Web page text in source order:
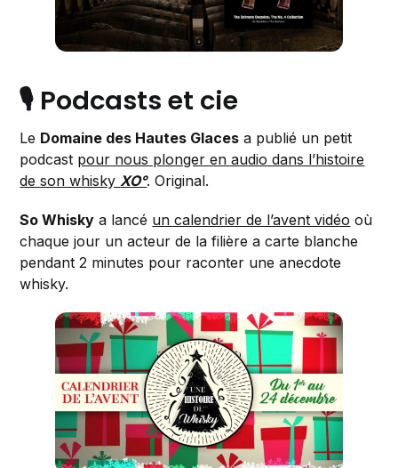
🎙️ Podcasts et cie
Le Domaine des Hautes Glaces a publié un petit
podcast pour nous plonger en audio dans l’histoire
de son whisky XO°. Original.
So Whisky a lancé un calendrier de l’avent vidéo où
chaque jour un acteur de la filière a carte blanche
pendant 2 minutes pour raconter une anecdote
whisky.